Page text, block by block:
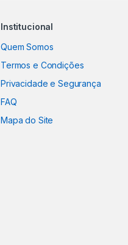
Institucional
Quem Somos
Termos e Condições
Privacidade e Segurança
FAQ
Mapa do Site